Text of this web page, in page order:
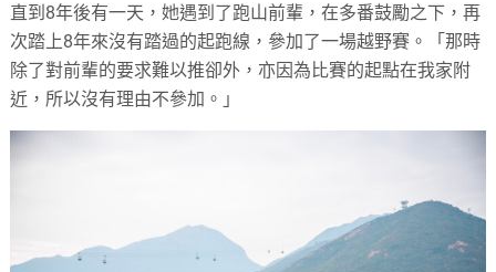
直到8年後有一天，她遇到了跑山前輩，在多番鼓勵之下，再
次踏上8年來沒有踏過的起跑線，參加了一場越野賽。「那時
除了對前輩的要求難以推卻外，亦因為比賽的起點在我家附
近，所以沒有理由不參加。」